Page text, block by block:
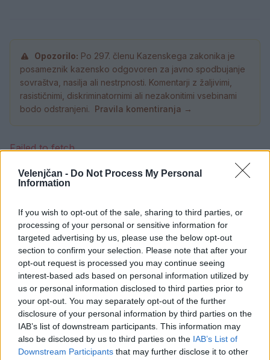
Velenjčan - Do Not Process My Personal
Information
If you wish to opt-out of the sale, sharing to third parties, or
processing of your personal or sensitive information for
targeted advertising by us, please use the below opt-out
section to confirm your selection. Please note that after your
opt-out request is processed you may continue seeing
interest-based ads based on personal information utilized by
us or personal information disclosed to third parties prior to
your opt-out. You may separately opt-out of the further
disclosure of your personal information by third parties on the
IAB’s list of downstream participants. This information may
also be disclosed by us to third parties on the IAB’s List of
Downstream Participants that may further disclose it to other
Opozorilo: Po 297. členu Kazenskega zakonika je
posameznik kazensko odgovoren za javno spodbujanje
sovraštva, nasilja ali nestrpnosti. Komentarji z žaljivimi,
rasističnimi, diskriminatornimi ali nezakonitimi vsebinami
bodo odstranjeni. Pravila komentiranja →
Failed to fetch
Prihajajoči dogodki
8 08:00
AVG
8
Spider-Man: Nov dan
18:00
AVG
8
Fuj, gosenica!
10:00
AVG
8
Backrooms: Brez izhoda
21:00
Vsi dogodki →